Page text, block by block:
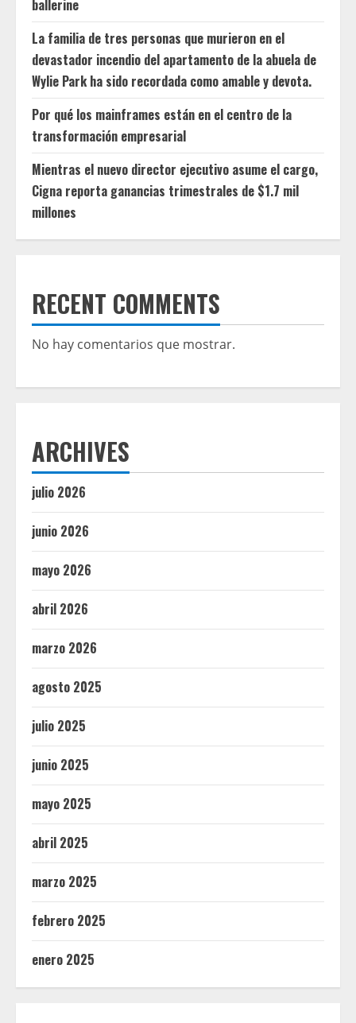
ballerine
La familia de tres personas que murieron en el
devastador incendio del apartamento de la abuela de
Wylie Park ha sido recordada como amable y devota.
Por qué los mainframes están en el centro de la
transformación empresarial
Mientras el nuevo director ejecutivo asume el cargo,
Cigna reporta ganancias trimestrales de $1.7 mil
millones
RECENT COMMENTS
No hay comentarios que mostrar.
ARCHIVES
julio 2026
junio 2026
mayo 2026
abril 2026
marzo 2026
agosto 2025
julio 2025
junio 2025
mayo 2025
abril 2025
marzo 2025
febrero 2025
enero 2025